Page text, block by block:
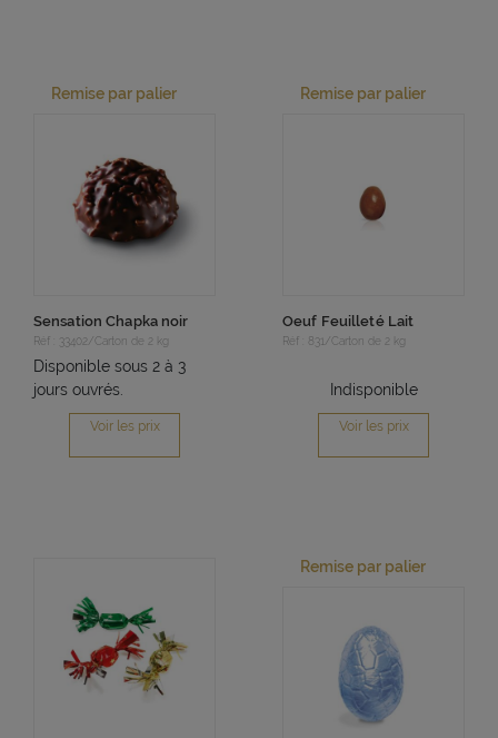
Remise par palier
Sensation Chapka noir
Réf : 33402/Carton de 2 kg
Disponible sous 2 à 3
jours ouvrés.
Voir les prix
Remise par palier
Oeuf Feuilleté Lait
Réf : 831/Carton de 2 kg
Indisponible
Voir les prix
Remise par palier